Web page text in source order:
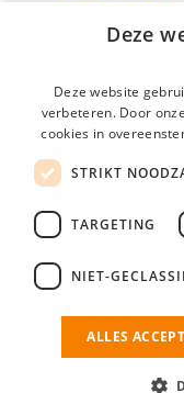
YoungCapital
Parttime personeel
Vacature
Partners
Contact
Social
ParttimeWerk.nl is
Deze
Deze website
verbeteren. Door
cookies in
STRIKT
TARGETING
NIET-
ALLES